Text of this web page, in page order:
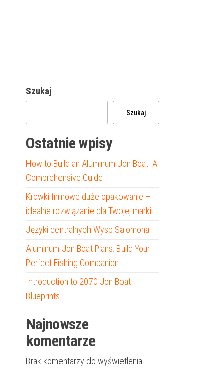
Szukaj
Szukaj
Ostatnie wpisy
How to Build an Aluminum Jon Boat: A
Comprehensive Guide
Krowki firmowe duże opakowanie –
idealne rozwiązanie dla Twojej marki
Języki centralnych Wysp Salomona
Aluminum Jon Boat Plans: Build Your
Perfect Fishing Companion
Introduction to 2070 Jon Boat
Blueprints
Najnowsze
komentarze
Brak komentarzy do wyświetlenia.